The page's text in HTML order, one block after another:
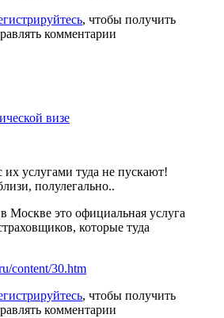
, чтобы получить
комментарии
визе
их услугами туда не пускают!
полулегально..
Москве это официальная услуга
которые туда
content/30.htm
, чтобы получить
комментарии